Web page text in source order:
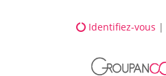
Identifiez-vous |